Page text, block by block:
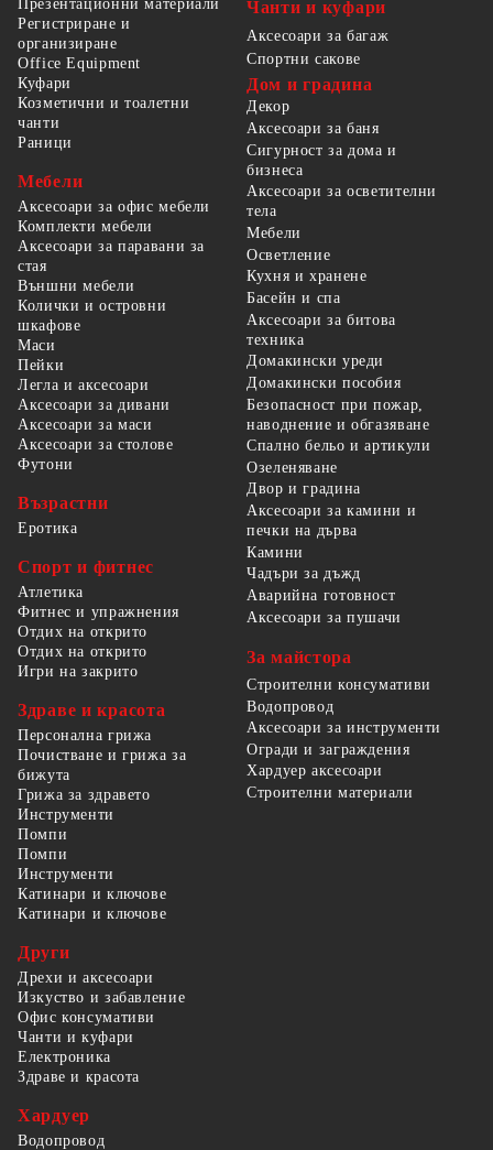
Презентационни материали
Регистриране и
организиране
Office Equipment
Чанти и куфари
Аксесоари за багаж
Спортни сакове
Куфари
Козметични и тоалетни
чанти
Раници
Мебели
Аксесоари за офис мебели
Комплекти мебели
Аксесоари за паравани за
стая
Външни мебели
Колички и островни
шкафове
Маси
Пейки
Легла и аксесоари
Аксесоари за дивани
Аксесоари за маси
Аксесоари за столове
Футони
Възрастни
Еротика
Спорт и фитнес
Атлетика
Фитнес и упражнения
Отдих на открито
Отдих на открито
Игри на закрито
Здраве и красота
Персонална грижа
Почистване и грижа за
бижута
Грижа за здравето
Дом и градина
Декор
Аксесоари за баня
Сигурност за дома и
бизнеса
Аксесоари за осветителни
тела
Мебели
Осветление
Кухня и хранене
Басейн и спа
Аксесоари за битова
техника
Домакински уреди
Домакински пособия
Безопасност при пожар,
наводнение и обгазяване
Спално бельо и артикули
Озеленяване
Двор и градина
Аксесоари за камини и
печки на дърва
Камини
Чадъри за дъжд
Аварийна готовност
Аксесоари за пушачи
За майстора
Строителни консумативи
Водопровод
Аксесоари за инструменти
Огради и заграждения
Хардуер аксесоари
Строителни материали
Инструменти
Помпи
Помпи
Инструменти
Катинари и ключове
Катинари и ключове
Други
Дрехи и аксесоари
Изкуство и забавление
Офис консумативи
Чанти и куфари
Електроника
Здраве и красота
Хардуер
Водопровод